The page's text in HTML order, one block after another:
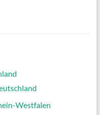
Westfalen